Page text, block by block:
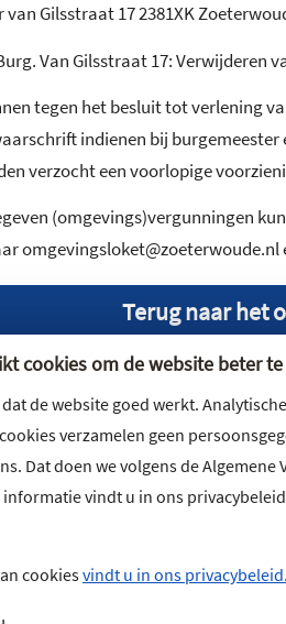
cookies om de website beter
de website goed werkt.
verzamelen geen
Dat doen we volgens de Algemene
informatie vindt u in ons
cookiesvindt u in ons privacybeleid.
van Gilsstraat 17 2381XK
Van Gilsstraat 17: Verwijderen
tegen het besluit tot verlening
indienen bij
verzocht een voorlopige
(omgevings)vergunningen
Terug naar het
Wilt u niets
en volg ons ook op